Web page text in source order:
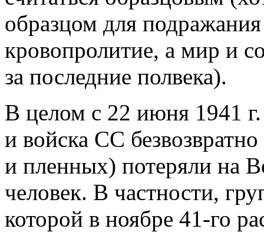
образцом для
кровопролитие, а мир и
за последние полвека).
В целом с 22 июня 1941 г.
и войска СС
и пленных) потеряли на
человек. В частности,
которой в ноябре 41-го